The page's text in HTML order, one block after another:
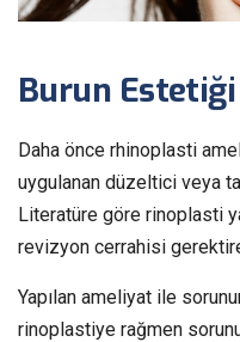
Burun
Daha önce rhinoplasti
uygulanan düzeltici veya
Literatüre göre rinoplasti
revizyon cerrahisi
Yapılan ameliyat ile
rinoplastiye rağmen